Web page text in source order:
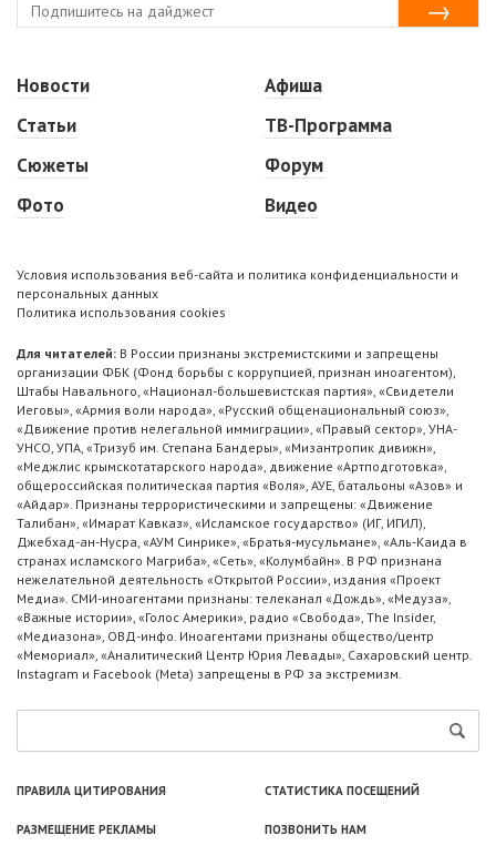
Новости
Статьи
Сюжеты
Фото
Афиша
ТВ-Программа
Форум
Видео
Условия использования веб-сайта и политика конфиденциальности и
персональных данных
Политика использования cookies
Для читателей: В России признаны экстремистскими и запрещены
организации ФБК (Фонд борьбы с коррупцией, признан иноагентом),
Штабы Навального, «Национал-большевистская партия», «Свидетели
Иеговы», «Армия воли народа», «Русский общенациональный союз»,
«Движение против нелегальной иммиграции», «Правый сектор», УНА-
УНСО, УПА, «Тризуб им. Степана Бандеры», «Мизантропик дивижн»,
«Меджлис крымскотатарского народа», движение «Артподготовка»,
общероссийская политическая партия «Воля», АУЕ, батальоны «Азов» и
«Айдар». Признаны террористическими и запрещены: «Движение
Талибан», «Имарат Кавказ», «Исламское государство» (ИГ, ИГИЛ),
Джебхад-ан-Нусра, «АУМ Синрике», «Братья-мусульмане», «Аль-Каида в
странах исламского Магриба», «Сеть», «Колумбайн». В РФ признана
нежелательной деятельность «Открытой России», издания «Проект
Медиа». СМИ-иноагентами признаны: телеканал «Дождь», «Медуза»,
«Важные истории», «Голос Америки», радио «Свобода», The Insider,
«Медиазона», ОВД-инфо. Иноагентами признаны общество/центр
«Мемориал», «Аналитический Центр Юрия Левады», Сахаровский центр.
Instagram и Facebook (Metа) запрещены в РФ за экстремизм.
ПРАВИЛА ЦИТИРОВАНИЯ СТАТИСТИКА ПОСЕЩЕНИЙ
РАЗМЕЩЕНИЕ РЕКЛАМЫ ПОЗВОНИТЬ НАМ